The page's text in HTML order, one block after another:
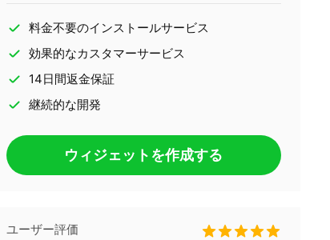
料金不要のインストールサービス
効果的なカスタマーサービス
14日間返金保証
継続的な開発
ウィジェットを作成する
ユーザー評価